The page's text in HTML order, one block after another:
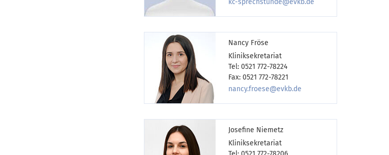
Nancy Fröse
Kliniksekretariat
Tel: 0521 772-78224
Fax: 0521 772-78221
nancy.froese@evkb.de
Josefine Niemetz
Kliniksekretariat